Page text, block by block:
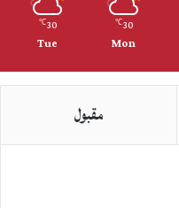
30
℃
Mon
30
℃
Tue
مقبول